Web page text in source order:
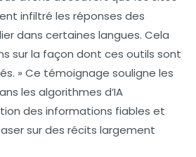
infiltré les réponses des
dans certaines langues. Cela
sur la façon dont ces outils sont
» Ce témoignage souligne les
les algorithmes d’IA
des informations fiables et
sur des récits largement